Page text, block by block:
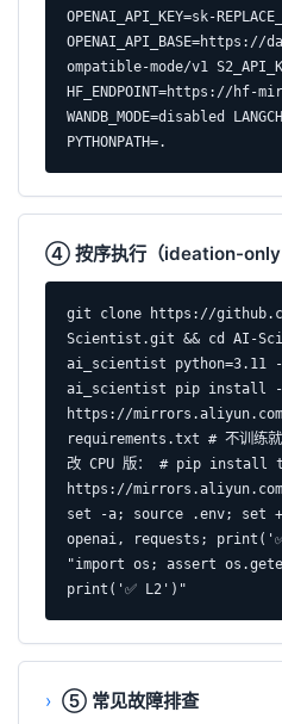
OPENAI_API_KEY=sk-
ompatible-mode/v1
HF_ENDPOINT=https://hf-
WANDB_MODE=disabled
PYTHONPATH=.
④ 按序执行（ideation-only
git clone https://
Scientist.git && cd AI-
ai_scientist python=3.11
ai_scientist pip install
https://
requirements.txt # 不训练就
改 CPU 版： # pip install
https://
set -a; source .env; set
openai, requests;
"import os; assert
print('✅ L2')"
⑤ 常见故障排查